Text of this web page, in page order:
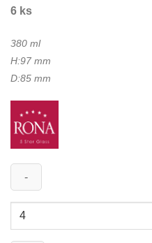
6 ks
380 ml
H:97 mm
D:85 mm
množstvo
380ml